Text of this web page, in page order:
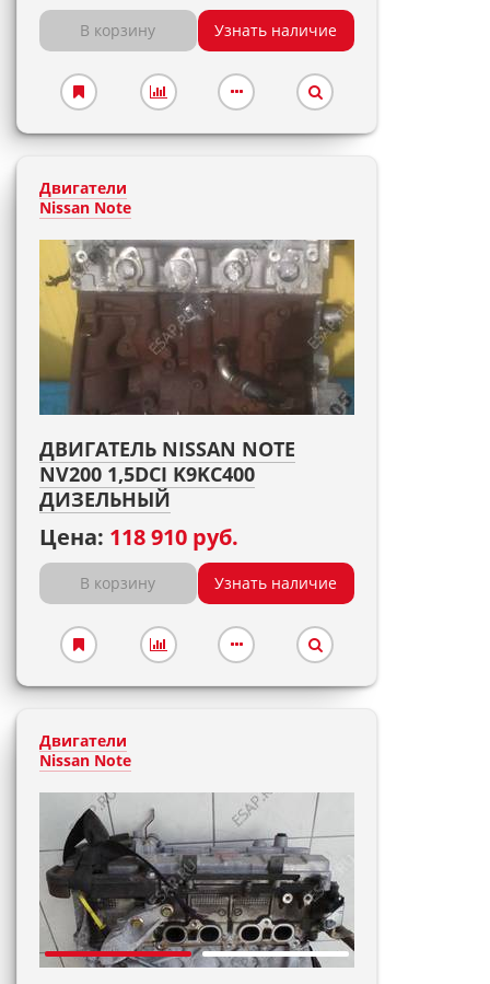
В корзину Узнать наличие
Двигатели
Nissan Note
ДВИГАТЕЛЬ NISSAN NOTE
NV200 1,5DCI K9KC400
ДИЗЕЛЬНЫЙ
Цена: 118 910 руб.
В корзину Узнать наличие
Двигатели
Nissan Note